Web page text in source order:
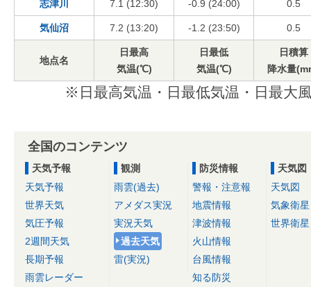
志津川 7.1 (12:30) -0.9 (24:00) 0.5
気仙沼 7.2 (13:20) -1.2 (23:50) 0.5
地点名
日最高
気温(℃)
日最低
気温(℃)
日積算
降水量
※日最高気温・日最低気温・日最大
全国のコンテンツ
天気予報
天気予報
世界天気
気圧予報
2週間天気
長期予報
雨雲レーダー
観測
雨雲(過去)
アメダス実況
実況天気
過去天気
雷(実況)
防災情報
警報・注意報
地震情報
津波情報
火山情報
台風情報
知る防災
天気図
天気図
気象衛星
世界衛星